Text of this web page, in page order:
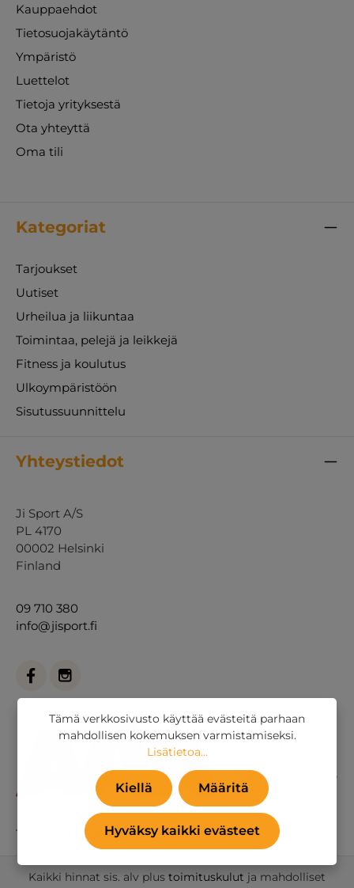
Kauppaehdot
Tietosuojakäytäntö
Ympäristö
Luettelot
Tietoja yrityksestä
Ota yhteyttä
Oma tili
Kategoriat
Tarjoukset
Uutiset
Urheilua ja liikuntaa
Toimintaa, pelejä ja leikkejä
Fitness ja koulutus
Ulkoympäristöön
Sisutussuunnittelu
Yhteystiedot
Ji Sport A/S
PL 4170
00002 Helsinki
Finland
09 710 380
info@jisport.fi
Tai yhteydenottolomakkeella.
Kaikki hinnat sis. alv plus toimituskulut ja mahdolliset
Tämä verkkosivusto käyttää evästeitä parhaan
mahdollisen kokemuksen varmistamiseksi.
Lisätietoa...
Kiellä Määritä
Hyväksy kaikki evästeet